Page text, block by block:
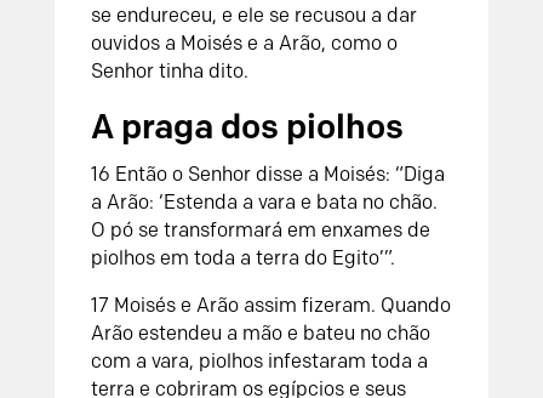
se endureceu, e ele se recusou a dar
ouvidos a Moisés e a Arão, como o
Senhor tinha dito.
A praga dos piolhos
16 Então o Senhor disse a Moisés: “Diga
a Arão: ‘Estenda a vara e bata no chão.
O pó se transformará em enxames de
piolhos em toda a terra do Egito’”.
17 Moisés e Arão assim fizeram. Quando
Arão estendeu a mão e bateu no chão
com a vara, piolhos infestaram toda a
terra e cobriram os egípcios e seus